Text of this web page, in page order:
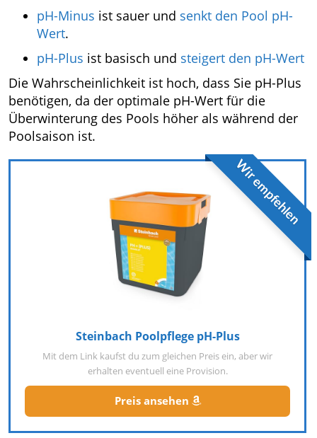
pH-Minus ist sauer und senkt den Pool pH-
Wert.
pH-Plus ist basisch und steigert den pH-Wert
Die Wahrscheinlichkeit ist hoch, dass Sie pH-Plus
benötigen, da der optimale pH-Wert für die
Überwinterung des Pools höher als während der
Poolsaison ist.
Wir empfehlen
Steinbach Poolpflege pH-Plus
Mit dem Link kaufst du zum gleichen Preis ein, aber wir
erhalten eventuell eine Provision.
Preis ansehen